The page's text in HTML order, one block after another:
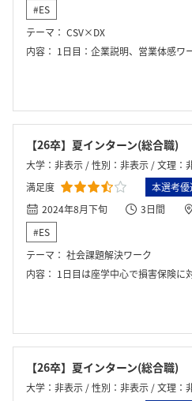
#ES
テーマ： CSV×DX
内容： 1日目：企業説明、営業体感ワーク、損害サービス体感ワーク 2日目
【26卒】夏インターン(総合職)
大学：非表示 / 性別：非表示 / 文理：
満足度
本選考優
2024年8月下旬
3日間
#ES
テーマ： 社会課題解決ワーク
内容： 1日目は座学中心で損害保険に対する知識を深めた。 2日目以降は、社会課題解決ワー
【26卒】夏インターン(総合職)
大学：非表示 / 性別：非表示 / 文理：